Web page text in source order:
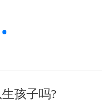
孩子吗?